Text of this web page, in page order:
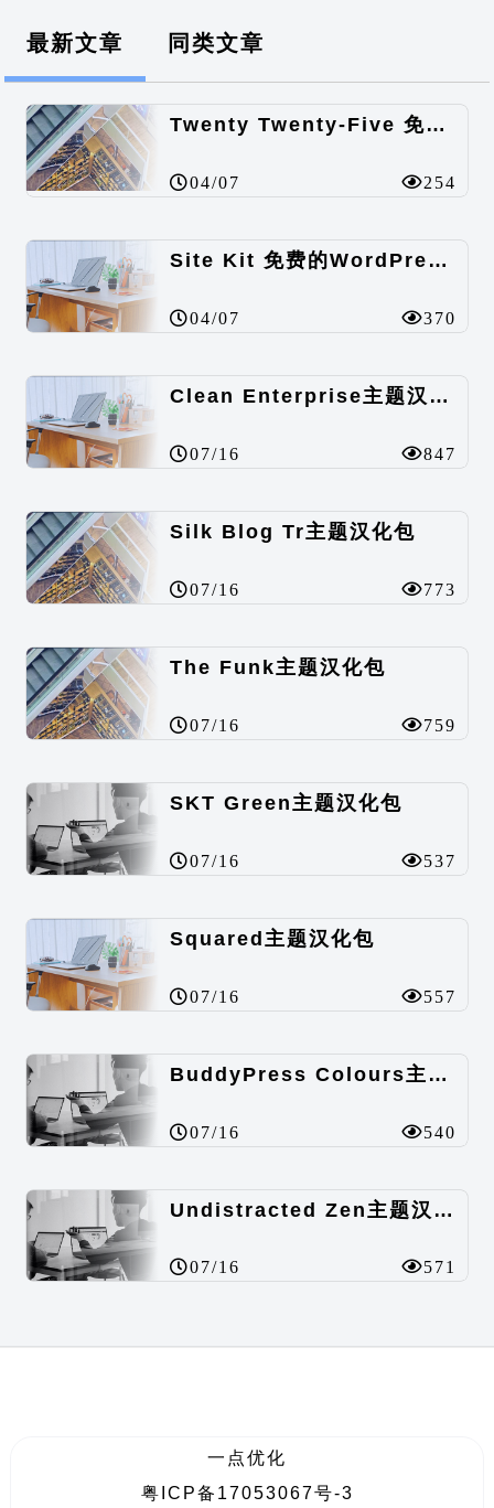
最新文章 同类文章
Twenty Twenty-Five 免费的WordPress内容主题
04/07 254
Site Kit 免费的WordPress数据统计插件
04/07 370
Clean Enterprise主题汉化包
07/16 847
Silk Blog Tr主题汉化包
07/16 773
The Funk主题汉化包
07/16 759
SKT Green主题汉化包
07/16 537
Squared主题汉化包
07/16 557
BuddyPress Colours主题汉化包
07/16 540
Undistracted Zen主题汉化包
07/16 571
一点优化
粤ICP备17053067号-3